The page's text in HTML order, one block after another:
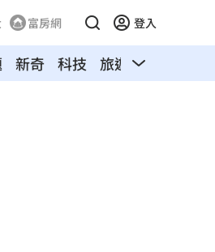
富房網 登入
新奇 科技 旅遊 汽車